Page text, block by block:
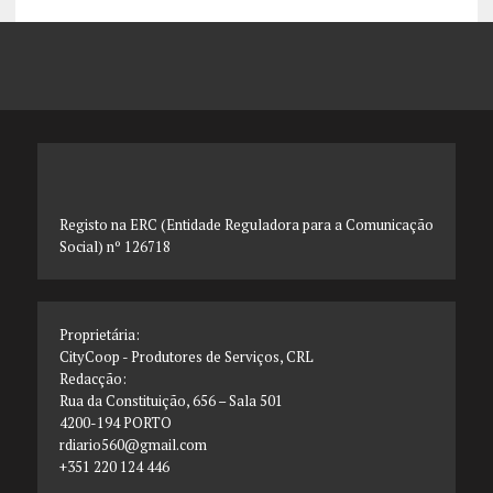
Registo na ERC (Entidade Reguladora para a Comunicação
Social) nº 126718
Proprietária:
CityCoop - Produtores de Serviços, CRL
Redacção:
Rua da Constituição, 656 – Sala 501
4200-194 PORTO
rdiario560@gmail.com
+351 220 124 446